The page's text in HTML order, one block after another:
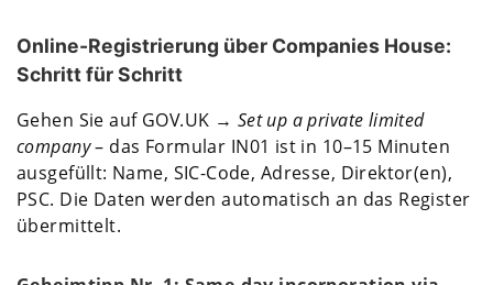
Online-Registrierung über Companies House:
Schritt für Schritt
Gehen Sie auf GOV.UK → Set up a private limited
company– das Formular IN01 ist in 10–15 Minuten
ausgefüllt: Name, SIC-Code, Adresse, Direktor(en),
PSC. Die Daten werden automatisch an das Register
übermittelt.